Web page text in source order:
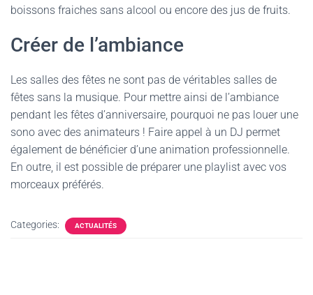
boissons fraiches sans alcool ou encore des jus de fruits.
Créer de l’ambiance
Les salles des fêtes ne sont pas de véritables salles de
fêtes sans la musique. Pour mettre ainsi de l’ambiance
pendant les fêtes d’anniversaire, pourquoi ne pas louer une
sono avec des animateurs ! Faire appel à un DJ permet
également de bénéficier d’une animation professionnelle.
En outre, il est possible de préparer une playlist avec vos
morceaux préférés.
Categories: ACTUALITÉS